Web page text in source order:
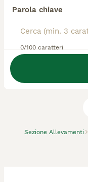
Parola chiave
0/100 caratteri
Sezione Allevamenti
allevamento Bton